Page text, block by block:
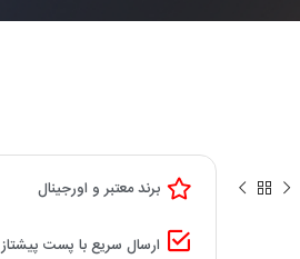
برند معتبر و اورجینال
ارسال سریع با پست پیشتاز